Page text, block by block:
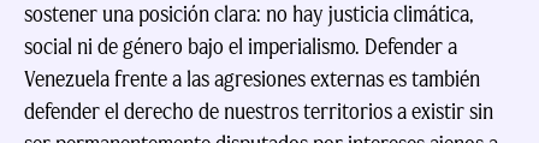
sostener una posición clara: no hay justicia climática,
social ni de género bajo el imperialismo. Defender a
Venezuela frente a las agresiones externas es también
defender el derecho de nuestros territorios a existir sin